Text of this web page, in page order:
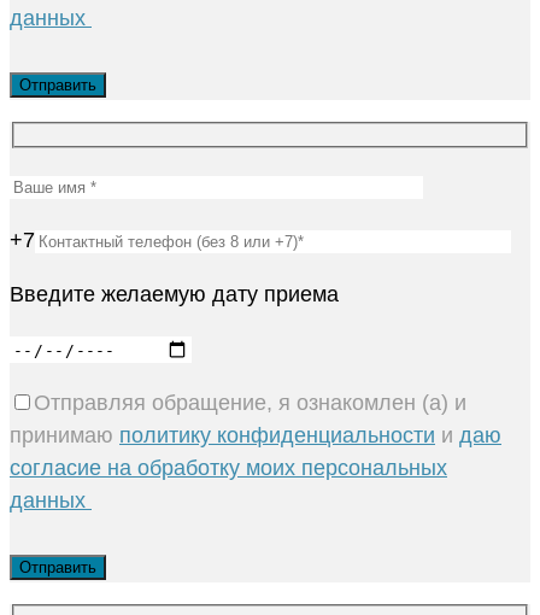
данных
+7
Введите желаемую дату приема
Отправляя обращение, я ознакомлен (а) и
принимаю политику конфиденциальности и даю
согласие на обработку моих персональных
данных